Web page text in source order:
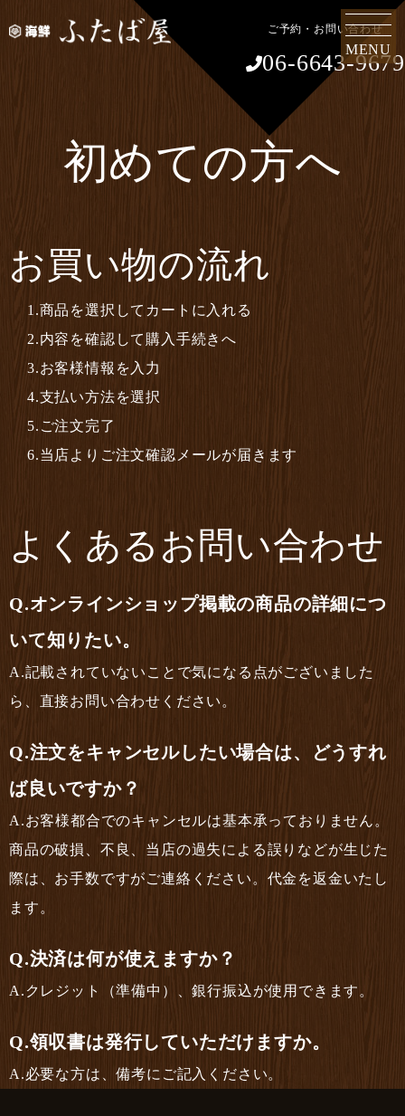
ご予約・お問い合わせ
06-6643-9679
MENU
初めての方へ
お買い物の流れ
1.商品を選択してカートに入れる
2.内容を確認して購入手続きへ
3.お客様情報を入力
4.支払い方法を選択
5.ご注文完了
6.当店よりご注文確認メールが届きます
よくあるお問い合わせ
オンラインショップ掲載の商品の詳細につ
いて知りたい。
記載されていないことで気になる点がございました
ら、直接お問い合わせください。
注文をキャンセルしたい場合は、どうすれ
ば良いですか？
お客様都合でのキャンセルは基本承っておりません。
商品の破損、不良、当店の過失による誤りなどが生じた
際は、お手数ですがご連絡ください。代金を返金いたし
ます。
決済は何が使えますか？
クレジット（準備中）、銀行振込が使用できます。
領収書は発行していただけますか。
必要な方は、備考にご記入ください。